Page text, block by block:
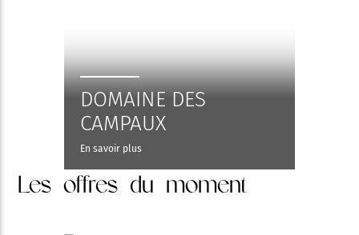
DOMAINE DES
CAMPAUX
En savoir plus
Les offres du moment